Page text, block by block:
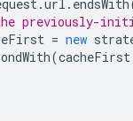
.url . endsWith
previously-
= new
(cacheFirst